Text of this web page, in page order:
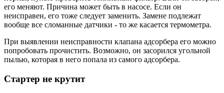
его меняют. Причина может быть в насосе. Если он
неисправен, его тоже следует заменить. Замене подлежат
вообще все сломанные датчики - то же касается термометра.
При выявлении неисправности клапана адсорбера его можно
попробовать прочистить. Возможно, он засорился угольной
пылью, которая в него попала из самого адсорбера.
Стартер не крутит